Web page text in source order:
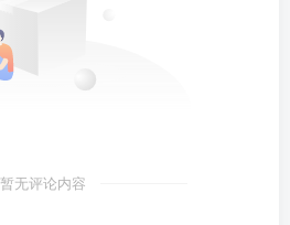
暂无评论内容